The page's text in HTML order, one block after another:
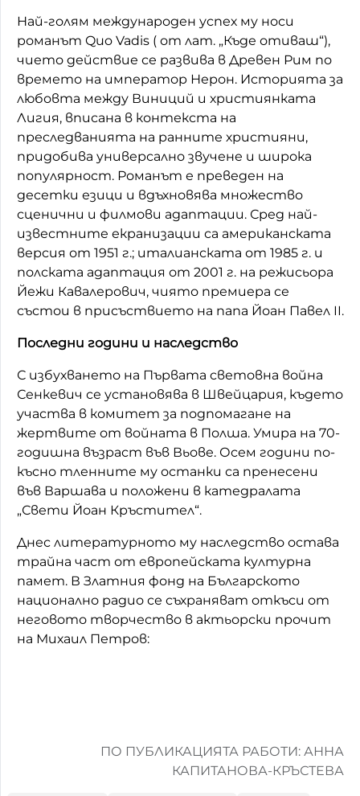
Най-голям международен успех му носи
романът Quo Vadis ( от лат. „Къде отиваш“),
чието действие се развива в Древен Рим по
времето на император Нерон. Историята за
любовта между Виниций и християнката
Лигия, вписана в контекста на
преследванията на ранните християни,
придобива универсално звучене и широка
популярност. Романът е преведен на
десетки езици и вдъхновява множество
сценични и филмови адаптации. Сред най-
известните екранизации са американската
версия от 1951 г.; италианската от 1985 г. и
полската адаптация от 2001 г. на режисьора
Йежи Кавалерович, чиято премиера се
състои в присъствието на папа Йоан Павел II.
Последни години и наследство
С избухването на Първата световна война
Сенкевич се установява в Швейцария, където
участва в комитет за подпомагане на
жертвите от войната в Полша. Умира на 70-
годишна възраст във Вьове. Осем години по-
късно тленните му останки са пренесени
във Варшава и положени в катедралата
„Свети Йоан Кръстител“.
Днес литературното му наследство остава
трайна част от европейската културна
памет. В Златния фонд на Българското
национално радио се съхраняват откъси от
неговото творчество в актьорски прочит
на Михаил Петров:
ПО ПУБЛИКАЦИЯТА РАБОТИ: АННА
КАПИТАНОВА-КРЪСТЕВА